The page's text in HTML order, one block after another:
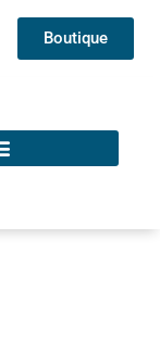
Boutique